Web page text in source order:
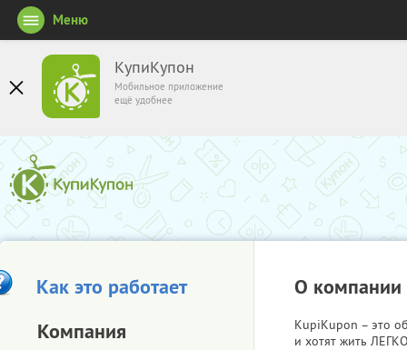
КупиКупон
Мобильное приложение
ещё удобнее
Меню
Как это работает
Компания
О компании
KupiKupon – это
и хотят жить